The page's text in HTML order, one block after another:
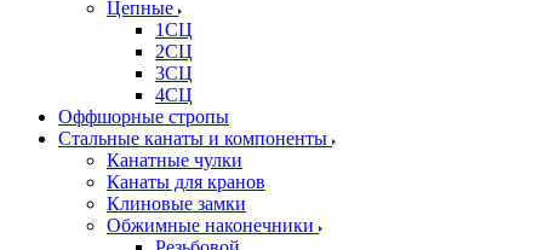
Цепные
1СЦ
2СЦ
3СЦ
4СЦ
Оффшорные стропы
Стальные канаты и компоненты
Канатные чулки
Канаты для кранов
Клиновые замки
Обжимные наконечники